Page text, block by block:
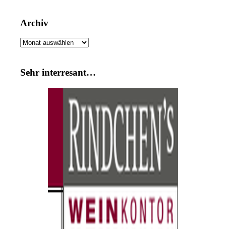
Archiv
Archiv
Sehr interresant…